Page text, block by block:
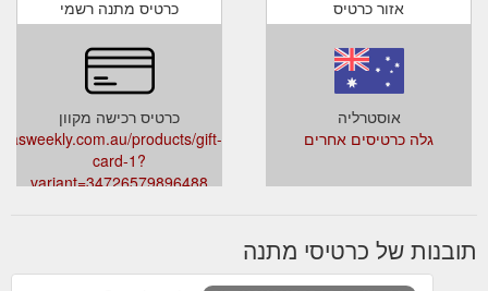
כרטיס מתנה רשמי
כרטיס רכישה מקוון
products/gift-
card-1?
variant=34726579896488
אזור כרטיס
אוסטרליה
גלה כרטיסים אחרים
תובנות של כרטיסי מתנה